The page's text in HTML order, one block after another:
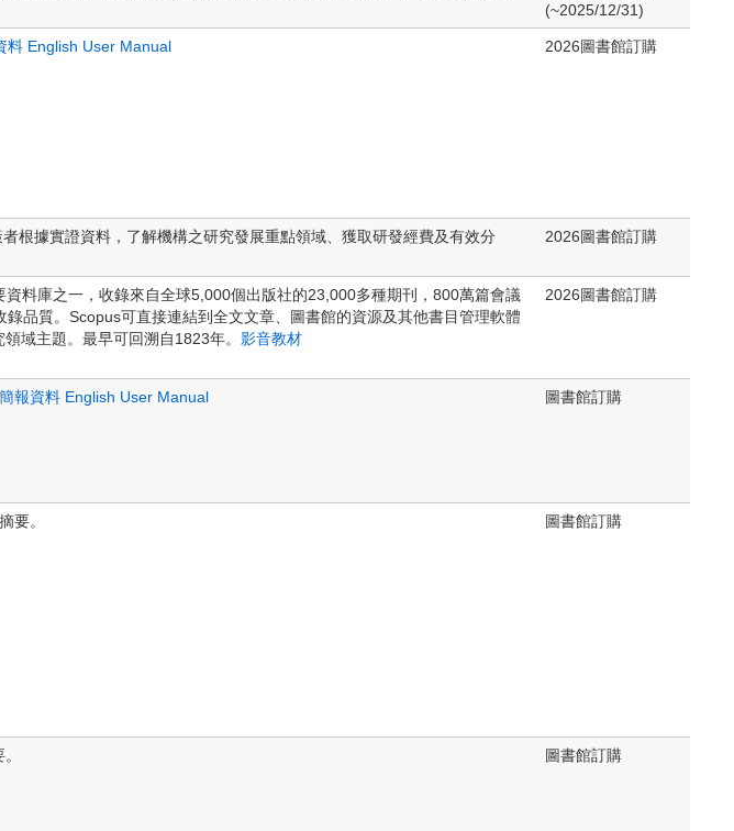
(~2025/12/31)
料 English User Manual 2026圖書館訂購
根據實證資料，了解機構之研究發展重點領域、獲取研發經費及有效分
2026圖書館訂購
料庫之一，收錄來自全球5,000個出版社的23,000多種期刊，800萬篇會議
品質。Scopus可直接連結到全文文章、圖書館的資源及其他書目管理軟體
域主題。最早可回溯自1823年。 影音教材
2026圖書館訂購
簡報資料 English User Manual 圖書館訂購
要。 圖書館訂購
圖書館訂購